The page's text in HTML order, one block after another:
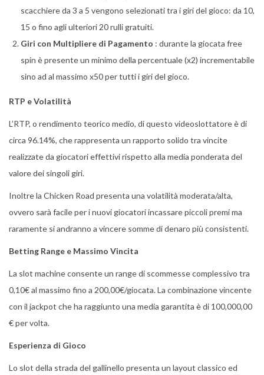
scacchiere da 3 a 5 vengono selezionati tra i giri del gioco: da 10,
15 o fino agli ulteriori 20 rulli gratuiti.
Giri con Multipliere di Pagamento : durante la giocata free
spin è presente un minimo della percentuale (x2) incrementabile
sino ad al massimo x50 per tutti i giri del gioco.
RTP e Volatilità
L’RTP, o rendimento teorico medio, di questo videoslottatore è di
circa 96.14%, che rappresenta un rapporto solido tra vincite
realizzate da giocatori effettivi rispetto alla media ponderata del
valore dei singoli giri.
Inoltre la Chicken Road presenta una volatilità moderata/alta,
ovvero sarà facile per i nuovi giocatori incassare piccoli premi ma
raramente si andranno a vincere somme di denaro più consistenti.
Betting Range e Massimo Vincita
La slot machine consente un range di scommesse complessivo tra
0,10€ al massimo fino a 200,00€/giocata. La combinazione vincente
con il jackpot che ha raggiunto una media garantita è di 100,000,00
€ per volta.
Esperienza di Gioco
Lo slot della strada del gallinello presenta un layout classico ed